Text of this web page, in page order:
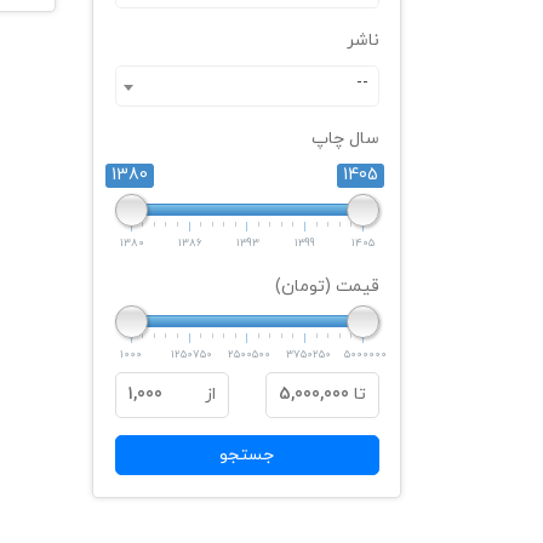
ناشر
--
سال چاپ
1380
1405
1380 1386 1393 1399 1405
قیمت (تومان)
1000 1250750 2500500 3750250 5000000
تا 5,000,000 از 1,000
جستجو